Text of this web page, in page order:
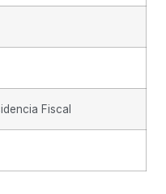
Fiscal